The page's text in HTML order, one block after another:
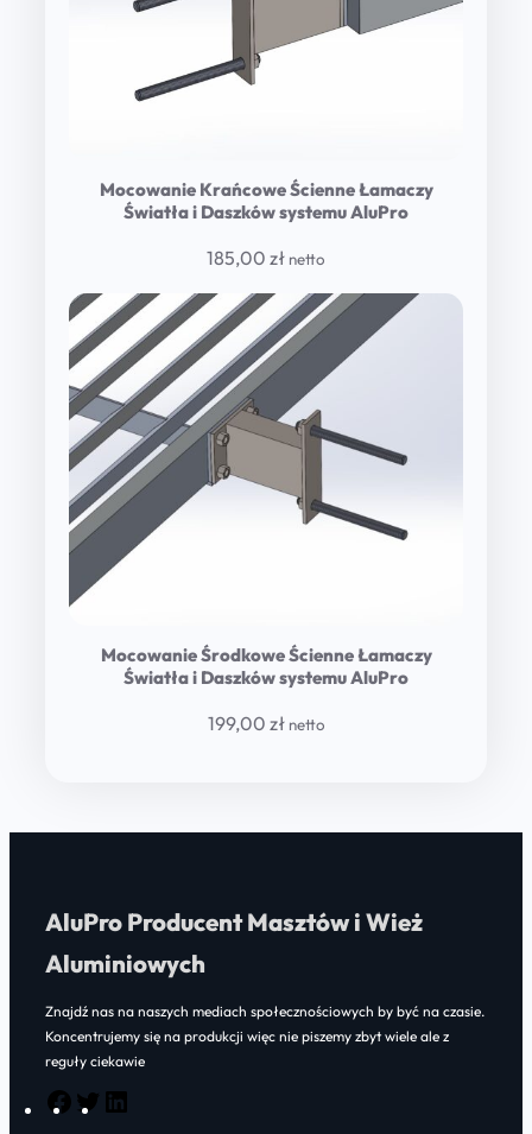
Mocowanie Krańcowe Ścienne Łamaczy
Światła i Daszków systemu AluPro
185,00 zł netto
Mocowanie Środkowe Ścienne Łamaczy
Światła i Daszków systemu AluPro
199,00 zł netto
AluPro Producent Masztów i Wież
Aluminiowych
Znajdź nas na naszych mediach społecznościowych by być na czasie.
Koncentrujemy się na produkcji więc nie piszemy zbyt wiele ale z
reguły ciekawie
F
T